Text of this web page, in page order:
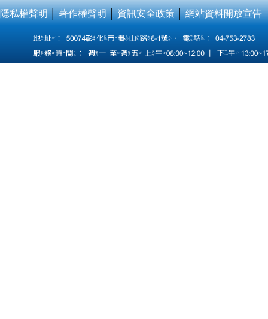
隱私權聲明│著作權聲明│資訊安全政策│網站資料開放宣告